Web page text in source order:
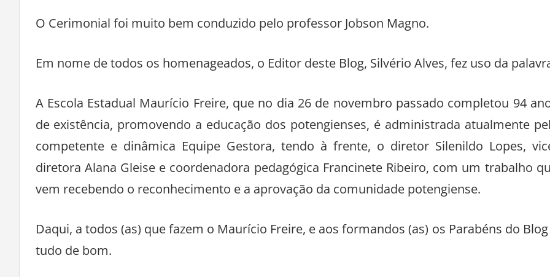
O Cerimonial foi muito bem conduzido pelo professor Jobson Magno.
Em nome de todos os homenageados, o Editor deste Blog, Silvério Alves, fez uso da
A Escola Estadual Maurício Freire, que no dia 26 de novembro passado completou 94
de existência, promovendo a educação dos potengienses, é administrada atualmente
competente e dinâmica Equipe Gestora, tendo à frente, o diretor Silenildo Lopes,
diretora Alana Gleise e coordenadora pedagógica Francinete Ribeiro, com um trabalho
vem recebendo o reconhecimento e a aprovação da comunidade potengiense.
Daqui, a todos (as) que fazem o Maurício Freire, e aos formandos (as) os Parabéns do
tudo de bom.